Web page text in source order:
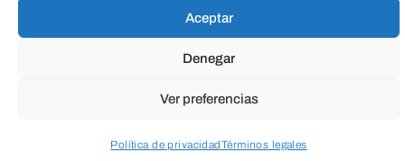
Aceptar
Denegar
Ver preferencias
Política de privacidadTérminos legales